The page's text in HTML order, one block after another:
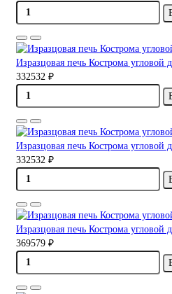
Изразцовая печь Кострома угловой
332532 ₽
Изразцовая печь Кострома угловой
332532 ₽
Изразцовая печь Кострома угловой
369579 ₽